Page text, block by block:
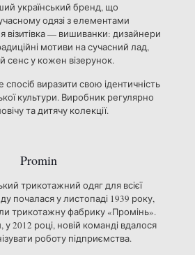
український бренд, що
одязі з елементами
візитівка — вишиванки: дизайнери
мотиви на сучасний лад,
сенс у кожен візерунок.
виразити свою ідентичність
культури. Виробник регулярно
та дитячу колекції.
Promin
трикотажний одяг для всієї
почалася у листопаді 1939 року,
трикотажну фабрику «Промінь».
у 2012 році, новій команді вдалося
роботу підприємства.